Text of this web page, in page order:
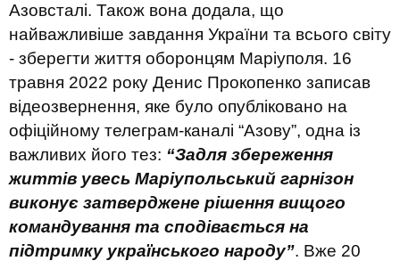
Азовсталі. Також вона додала, що
найважливіше завдання України та всього світу
- зберегти життя оборонцям Маріуполя. 16
травня 2022 року Денис Прокопенко записав
відеозвернення, яке було опубліковано на
офіційному телеграм-каналі “Азову”, одна із
важливих його тез: “Задля збереження
життів увесь Маріупольський гарнізон
виконує затверджене рішення вищого
командування та сподівається на
підтримку українського народу”. Вже 20